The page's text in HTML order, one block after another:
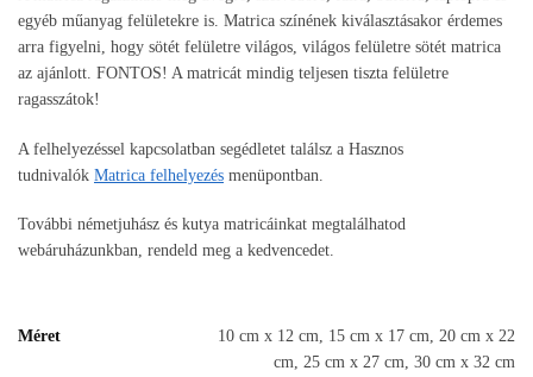
egyéb műanyag felületekre is. Matrica színének kiválasztásakor érdemes
arra figyelni, hogy sötét felületre világos, világos felületre sötét matrica
az ajánlott. FONTOS! A matricát mindig teljesen tiszta felületre
ragasszátok!
A felhelyezéssel kapcsolatban segédletet találsz a Hasznos
tudnivalók Matrica felhelyezés menüpontban.
További németjuhász és kutya matricáinkat megtalálhatod
webáruházunkban, rendeld meg a kedvencedet.
Méret
10 cm x 12 cm, 15 cm x 17 cm, 20 cm x 22
cm, 25 cm x 27 cm, 30 cm x 32 cm